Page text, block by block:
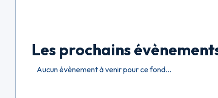
Les prochains
Aucun évènement à venir pour ce fond...